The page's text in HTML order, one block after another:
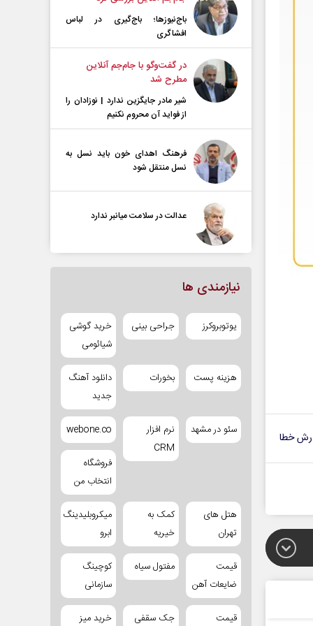
خطا
باج‌نیوزها؛ باج‌گیری در لباس
افشاگری
در گفت‌و‌گو با جام‌جم آنلاین
مطرح شد
شیر مادر جایگزین ندارد | نوزادان را
از فواید آن محروم نکنیم
فرهنگ اهدای خون باید نسل به
نسل منتقل شود
عدالت در سلامت میانبر ندارد
نیازمندی ها
یوتوبروکرز جراحی بینی
خرید گوشی
شیائومی
هزینه پست بخورات
دانلود آهنگ
جدید
سئو در مشهد
نرم افزار
CRM
webone.co
فروشگاه
انتخاب من
هتل های
تهران
کمک به
خیریه
میکروبلیدینگ
ابرو
قیمت
ضایعات آهن
مفتول سیاه
کوچینگ
سازمانی
قیمت جک سقفی خرید میز